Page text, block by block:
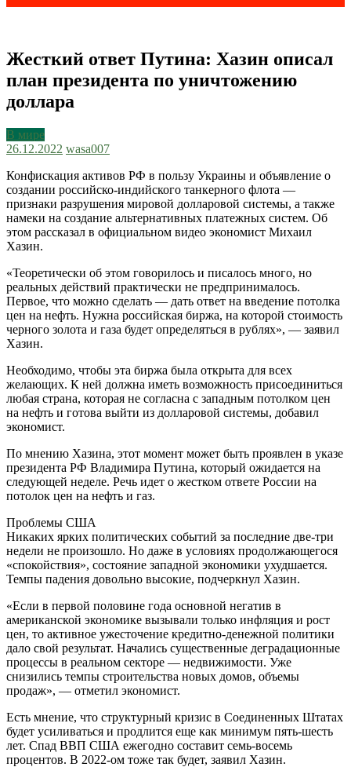
Жесткий ответ Путина: Хазин описал
план президента по уничтожению
доллара
В мире
26.12.2022 wasa007
Конфискация активов РФ в пользу Украины и объявление о
создании российско-индийского танкерного флота —
признаки разрушения мировой долларовой системы, а также
намеки на создание альтернативных платежных систем. Об
этом рассказал в официальном видео экономист Михаил
Хазин.
«Теоретически об этом говорилось и писалось много, но
реальных действий практически не предпринималось.
Первое, что можно сделать — дать ответ на введение потолка
цен на нефть. Нужна российская биржа, на которой стоимость
черного золота и газа будет определяться в рублях», — заявил
Хазин.
Необходимо, чтобы эта биржа была открыта для всех
желающих. К ней должна иметь возможность присоединиться
любая страна, которая не согласна с западным потолком цен
на нефть и готова выйти из долларовой системы, добавил
экономист.
По мнению Хазина, этот момент может быть проявлен в указе
президента РФ Владимира Путина, который ожидается на
следующей неделе. Речь идет о жестком ответе России на
потолок цен на нефть и газ.
Проблемы США
Никаких ярких политических событий за последние две-три
недели не произошло. Но даже в условиях продолжающегося
«спокойствия», состояние западной экономики ухудшается.
Темпы падения довольно высокие, подчеркнул Хазин.
«Если в первой половине года основной негатив в
американской экономике вызывали только инфляция и рост
цен, то активное ужесточение кредитно-денежной политики
дало свой результат. Начались существенные деградационные
процессы в реальном секторе — недвижимости. Уже
снизились темпы строительства новых домов, объемы
продаж», — отметил экономист.
Есть мнение, что структурный кризис в Соединенных Штатах
будет усиливаться и продлится еще как минимум пять-шесть
лет. Спад ВВП США ежегодно составит семь-восемь
процентов. В 2022-ом тоже так будет, заявил Хазин.